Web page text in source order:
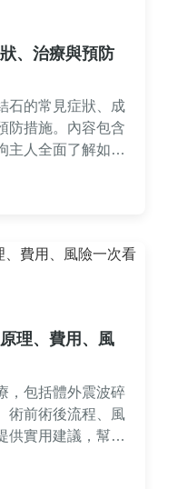
、治療與預防
石的常見症狀、成
防措施。內容包含
主人全面了解如何
理、費用、風
，包括體外震波碎
術前術後流程、風
供實用建議，幫助
驗，避免空洞理